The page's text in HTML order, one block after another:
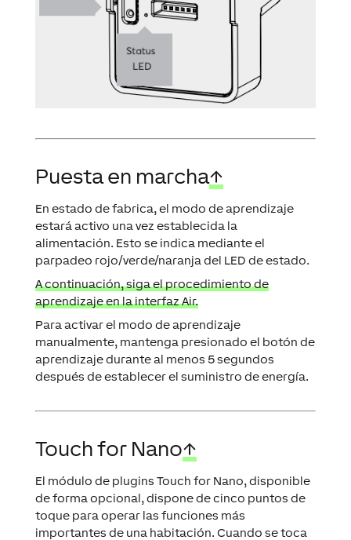
Puesta en marcha↑
En estado de fabrica, el modo de aprendizaje
estará activo una vez establecida la
alimentación. Esto se indica mediante el
parpadeo rojo/verde/naranja del LED de estado.
A continuación, siga el procedimiento de
aprendizaje en la interfaz Air.
Para activar el modo de aprendizaje
manualmente, mantenga presionado el botón de
aprendizaje durante al menos 5 segundos
después de establecer el suministro de energía.
Touch for Nano↑
El módulo de plugins Touch for Nano, disponible
de forma opcional, dispone de cinco puntos de
toque para operar las funciones más
importantes de una habitación. Cuando se toca